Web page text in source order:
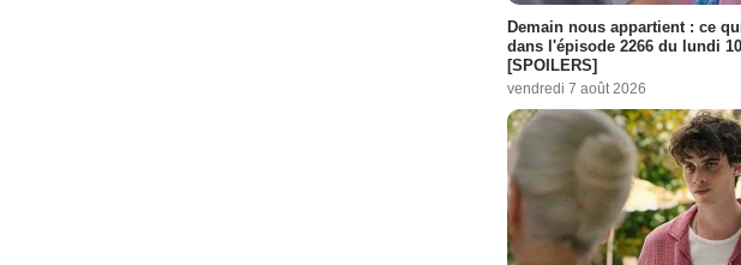
Demain nous appartient : ce
dans l'épisode 2266 du lundi
[SPOILERS]
vendredi 7 août 2026